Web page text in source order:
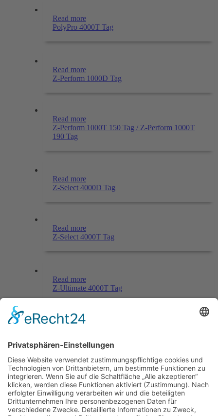
Read more
PolyPro 4000T Tag
Read more
Z-Perform 1000D Tag
Read more
Z-Perform 1000T 150 Tag / Z-Perform 1000T
190 Tag
Read more
Z-Select 4000D Tag
Read more
Z-Select 4000T Tag
Read more
Z-Ultimate 4000T Tag
Menü
Home
Kontakt
AGB
Datenschutzerklärung
Impressum